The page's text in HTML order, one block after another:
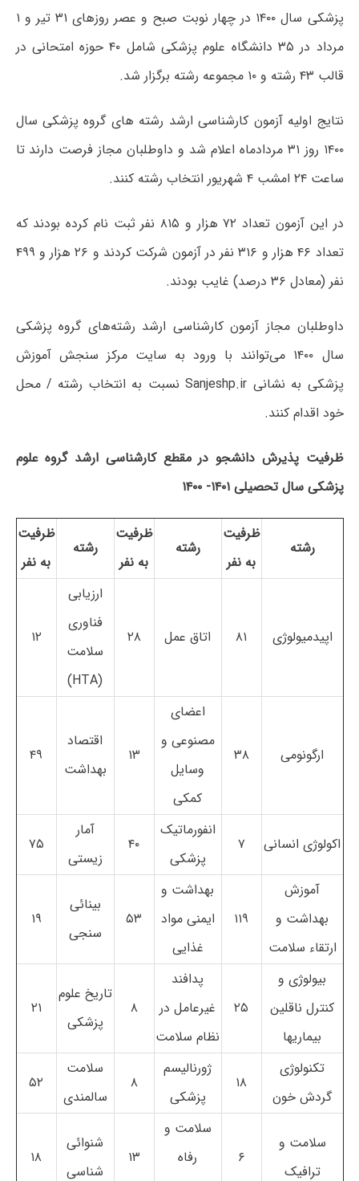
پزشکی سال ۱۴۰۰ در چهار نوبت صبح و عصر روزهای ۳۱ تیر و ۱
مرداد در ۳۵ دانشگاه علوم پزشکی شامل ۴۰ حوزه امتحانی در
قالب ۴۳ رشته و ۱۰ مجموعه رشته برگزار شد.
نتایج اولیه آزمون کارشناسی ارشد رشته های گروه پزشکی سال
۱۴۰۰ روز ۳۱ مردادماه اعلام شد و داوطلبان مجاز فرصت دارند تا
ساعت ۲۴ امشب ۴ شهریور انتخاب رشته کنند.
در این آزمون تعداد ۷۲ هزار و ۸۱۵ نفر ثبت نام کرده بودند که
تعداد ۴۶ هزار و ۳۱۶ نفر در آزمون شرکت کردند و ۲۶ هزار و ۴۹۹
نفر (معادل ۳۶ درصد) غایب بودند.
داوطلبان مجاز آزمون کارشناسی ارشد رشته‌های گروه پزشکی
سال ۱۴۰۰ می‌توانند با ورود به سایت مرکز سنجش آموزش
پزشکی به نشانی Sanjeshp.ir نسبت به انتخاب رشته / محل
خود اقدام کنند.
ظرفیت پذیرش دانشجو در مقطع کارشناسی ارشد گروه علوم
پزشکی سال تحصیلی ۱۴۰۱- ۱۴۰۰
رشته
ظرفیت
به نفر
رشته
ظرفیت
به نفر
رشته
ظرفیت
به نفر
اپیدمیولوژی ۸۱ اتاق عمل ۲۸
ارزیابی
فناوری
سلامت
(HTA)
۱۲
ارگونومی ۳۸
اعضای
مصنوعی و
وسایل
کمکی
۱۳
اقتصاد
بهداشت
۴۹
اکولوژی انسانی ۷
انفورماتیک
پزشکی
۴۰
آمار
زیستی
۷۵
آموزش
بهداشت و
ارتقاء سلامت
۱۱۹
بهداشت و
ایمنی مواد
غذایی
۵۳
بینائی
سنجی
۱۹
بیولوژی و
کنترل ناقلین
بیماریها
۲۵
پدافند
غیرعامل در
نظام سلامت
۸
تاریخ علوم
پزشکی
۲۱
تکنولوژی
گردش خون
۱۸
ژورنالیسم
پزشکی
۸
سلامت
سالمندی
۵۲
سلامت و
ترافیک
۶
سلامت و
رفاه
۱۳
شنوائی
شناسی
۱۸